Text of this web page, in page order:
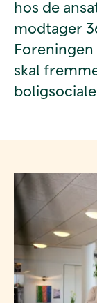
hos de
modtager
skal